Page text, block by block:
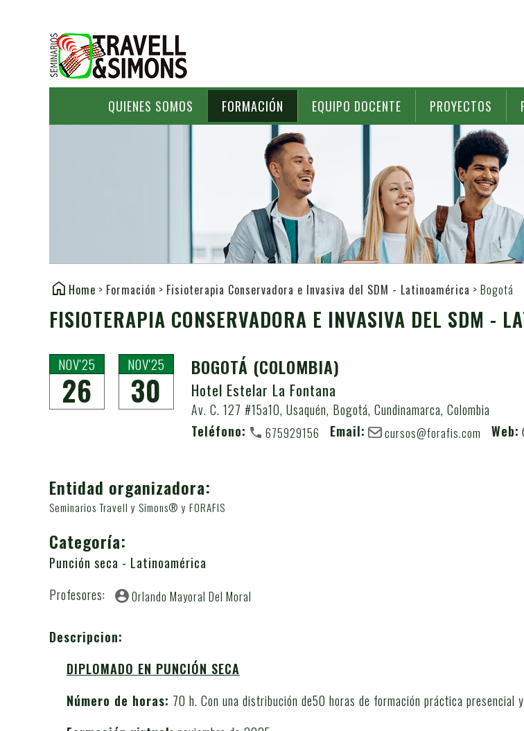
QUIENES SOMOS FORMACIÓN EQUIPO DOCENTE PROYECTOS
Home > Formación > Fisioterapia Conservadora e Invasiva del SDM - Latinoamérica > Bogotá
FISIOTERAPIA CONSERVADORA E INVASIVA DEL SDM -
NOV'25
26
NOV'25
30
BOGOTÁ (COLOMBIA)
Hotel Estelar La Fontana
Av. C. 127 #15a10, Usaquén, Bogotá, Cundinamarca, Colombia
Teléfono:
675929156 Email: cursos@forafis.com Web:
Entidad organizadora:
Seminarios Travell y Simons® y FORAFIS
Categoría:
Punción seca - Latinoamérica
Profesores:
Orlando Mayoral Del Moral
Descripcion:
DIPLOMADO EN PUNCIÓN SECA
Número de horas: 70 h. Con una distribución de50 horas de formación práctica